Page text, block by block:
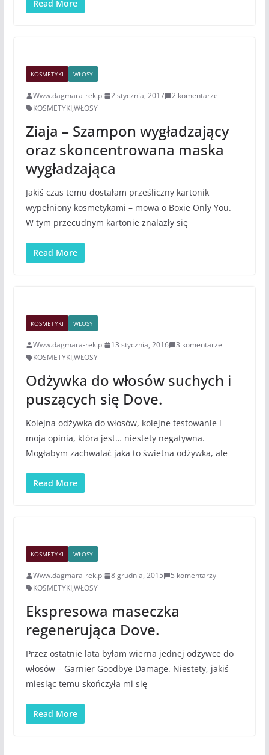
Read More
KOSMETYKI WŁOSY
Www.dagmara-rek.pl 2 stycznia, 2017
2 komentarze
KOSMETYKI,WŁOSY
Ziaja – Szampon wygładzający
oraz skoncentrowana maska
wygładzająca
Jakiś czas temu dostałam prześliczny kartonik
wypełniony kosmetykami – mowa o Boxie Only You.
W tym przecudnym kartonie znalazły się
Read More
KOSMETYKI WŁOSY
Www.dagmara-rek.pl 13 stycznia, 2016
3 komentarze
KOSMETYKI,WŁOSY
Odżywka do włosów suchych i
puszących się Dove.
Kolejna odżywka do włosów, kolejne testowanie i
moja opinia, która jest… niestety negatywna.
Mogłabym zachwalać jaka to świetna odżywka, ale
Read More
KOSMETYKI WŁOSY
Www.dagmara-rek.pl 8 grudnia, 2015
5 komentarzy
KOSMETYKI,WŁOSY
Ekspresowa maseczka
regenerująca Dove.
Przez ostatnie lata byłam wierna jednej odżywce do
włosów – Garnier Goodbye Damage. Niestety, jakiś
miesiąc temu skończyła mi się
Read More